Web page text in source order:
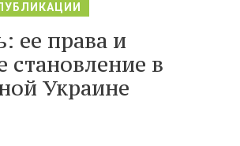
ее права и
становление в
Украине